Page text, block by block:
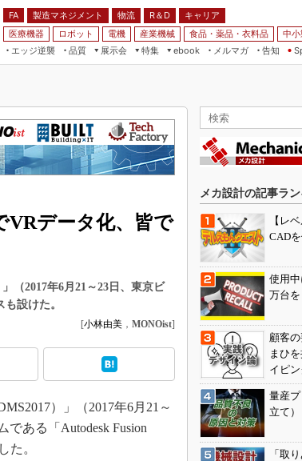
FA 製造マネジメント 物流 R＆D
キャリア
医療機器 ロボット 電機 産業機械 食品・薬品・衣料品
中
エッジ逆襲 品質
展示会
ンピューティング
ューション展
特集
ルドサービス
み画像技術
フト開発
ンタ
ストリー4.0
ebook
製造マネジメント
FA
モビリティ
メルマガ
告知
VRデータ化、皆で
（2017年6月21～23日、東京ビ
設けた。
[小林由美 ， MONOist]
）」（2017年6月21～
ある「Autodesk Fusion
た。
メカ設計の記事ラ
【レ
CAD
使用
万台
顧客
まひ
イピン
量産
立て
「取